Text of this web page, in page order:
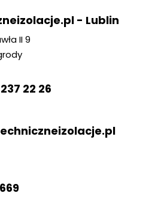
- Lublin
II 9
22 26